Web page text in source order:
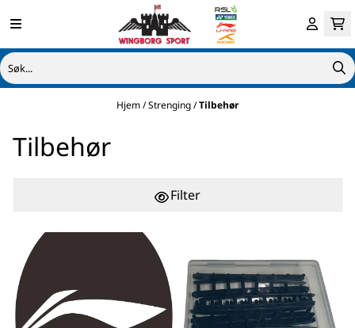
Hopp til innhold
Hjem/Strenging/Tilbehør
Tilbehør
Filter